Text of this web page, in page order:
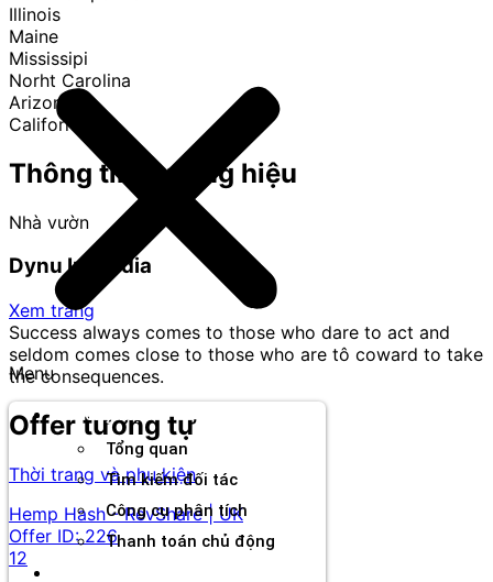
Menu
Thương hiệu
Tổng quan
Tìm kiếm đối tác
Công cụ phân tích
Thanh toán chủ động
Illinois
Maine
Mississipi
Norht Carolina
Arizona
California
Thông tin thương hiệu
Nhà vườn
Dynu In Media
Xem trang
Success always comes to those who dare to act and
seldom comes close to those who are tô coward to take
the consequences.
Offer tương tự
Thời trang và phụ kiện
Hemp Hash - RevShare | UK
Offer ID: 226
12